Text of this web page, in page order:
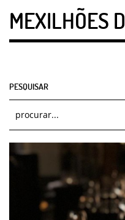
MEXILHÕES
PESQUISAR